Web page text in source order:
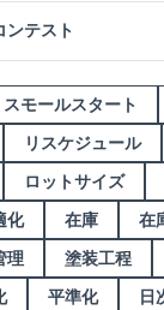
ンテスト
スモールスタート
リスケジュール
ロットサイズ
化 在庫
在
理 塗装工程
平準化 日